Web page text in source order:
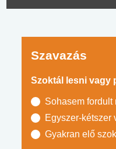
Szavazás
Szoktál lesni vagy
Sohasem fordult
Egyszer-kétszer
Gyakran elő